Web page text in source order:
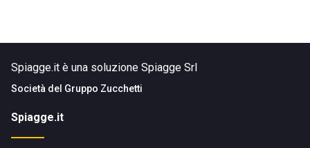
Spiagge.it è una soluzione Spiagge Srl
Società del Gruppo Zucchetti
Spiagge.it